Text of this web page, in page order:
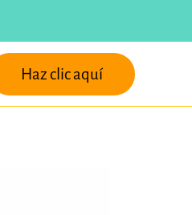
Haz clic aquí